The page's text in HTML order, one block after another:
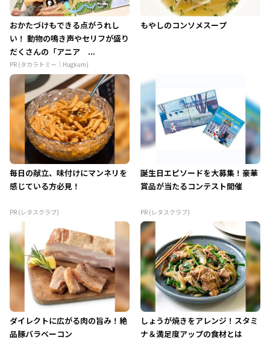
おかたづけもできる点がうれし
い！ 動物の鳴き声やセリフが盛り
だくさんの「アニア ...
PR (タカラトミー｜Hugkum)
もやしのコンソメスープ
毎日の献立、味付けにマンネリを
感じている方必見！
PR (レタスクラブ)
誕生日エピソードを大募集！豪華
賞品が当たるコンテスト開催
PR (レタスクラブ)
ダイレクトに広がる肉の旨み！絶
品豚バラベーコン
しょうが焼きをアレンジ！スタミ
ナ＆満足度アップの食材とは